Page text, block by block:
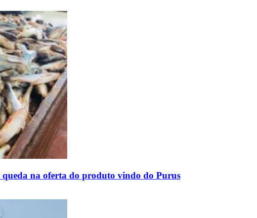
queda na oferta do produto vindo do Purus